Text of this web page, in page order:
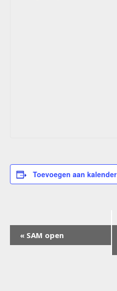
Toevoegen aan kalender
Evenement
Navigatie
« SAM open